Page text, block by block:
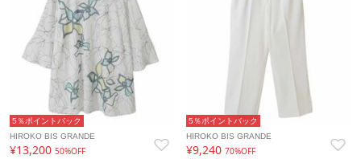
5％ポイントバック
HIROKO BIS GRANDE
¥13,200 50%OFF
5％ポイントバック
HIROKO BIS GRANDE
¥9,24070%OFF